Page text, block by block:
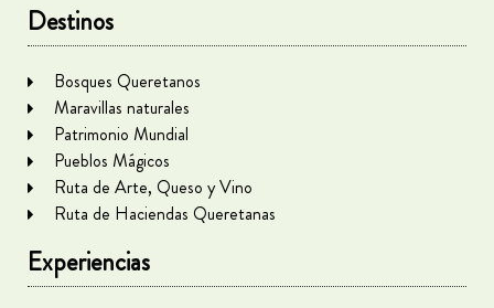
Destinos
Bosques Queretanos
Maravillas naturales
Patrimonio Mundial
Pueblos Mágicos
Ruta de Arte, Queso y Vino
Ruta de Haciendas Queretanas
Experiencias